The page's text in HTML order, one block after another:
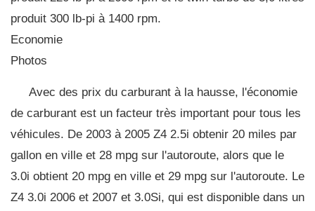
produit 300 lb-pi à 1400 rpm.
Economie
Photos
Avec des prix du carburant à la hausse, l'économie
de carburant est un facteur très important pour tous les
véhicules. De 2003 à 2005 Z4 2.5i obtenir 20 miles par
gallon en ville et 28 mpg sur l'autoroute, alors que le
3.0i obtient 20 mpg en ville et 29 mpg sur l'autoroute. Le
Z4 3.0i 2006 et 2007 et 3.0Si, qui est disponible dans un